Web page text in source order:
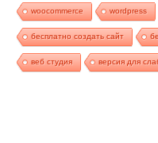
woocommerce wordpress
бесплатно создать сайт
веб студия версия для